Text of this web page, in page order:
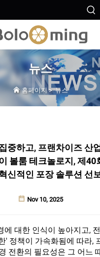
뉴스
홈페이지>뉴스
중하고, 프랜차이즈 산
볼룸 테크놀로지, 제40
신적인 포장 솔루션 선
Nov 10, 2025
에 대한 인식이 높아지고,
' 정책이 가속화됨에 따라,
전환의 필요성은 그 어느